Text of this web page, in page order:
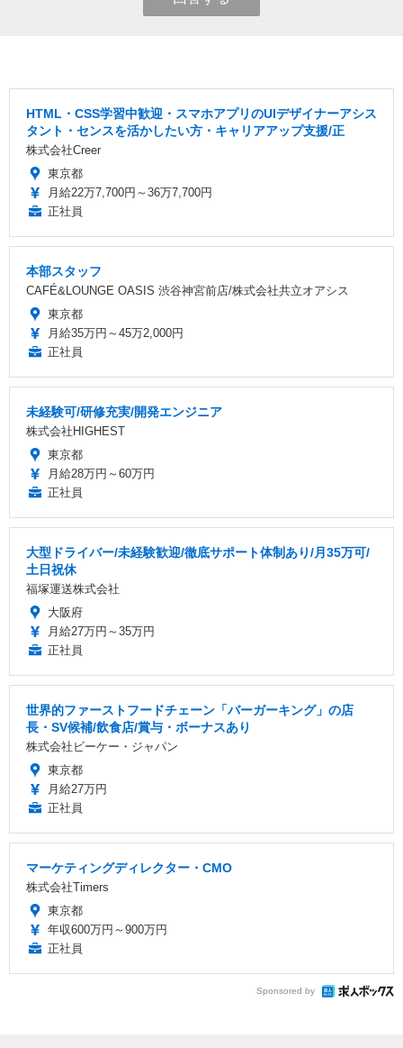
HTML・CSS学習中歓迎・スマホアプリのUIデザイナーアシス
タント・センスを活かしたい方・キャリアアップ支援/正
株式会社Creer
東京都
月給22万7,700円～36万7,700円
正社員
本部スタッフ
CAFÉ&LOUNGE OASIS 渋谷神宮前店/株式会社共立オアシス
東京都
月給35万円～45万2,000円
正社員
未経験可/研修充実/開発エンジニア
株式会社HIGHEST
東京都
月給28万円～60万円
正社員
大型ドライバー/未経験歓迎/徹底サポート体制あり/月35万可/
土日祝休
福塚運送株式会社
大阪府
月給27万円～35万円
正社員
世界的ファーストフードチェーン「バーガーキング」の店
長・SV候補/飲食店/賞与・ボーナスあり
株式会社ビーケー・ジャパン
東京都
月給27万円
正社員
マーケティングディレクター・CMO
株式会社Timers
東京都
年収600万円～900万円
正社員
Sponsored by